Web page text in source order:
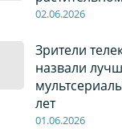
02.06.2026
Зрители
назвали
лет
01.06.2026